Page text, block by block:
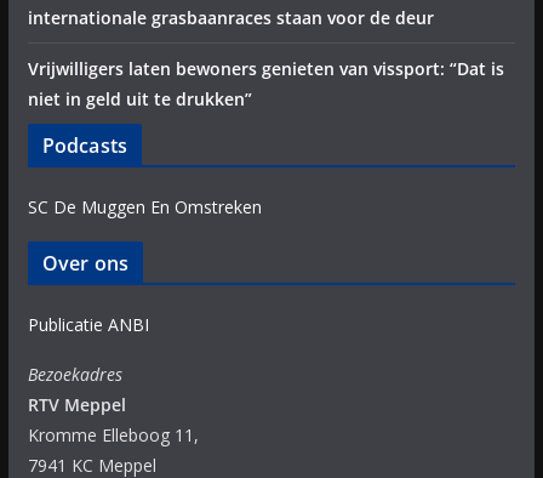
internationale grasbaanraces staan voor de deur
Vrijwilligers laten bewoners genieten van vissport: “Dat is
niet in geld uit te drukken”
Podcasts
SC De Muggen En Omstreken
Over ons
Publicatie ANBI
Bezoekadres
RTV Meppel
Kromme Elleboog 11,
7941 KC Meppel